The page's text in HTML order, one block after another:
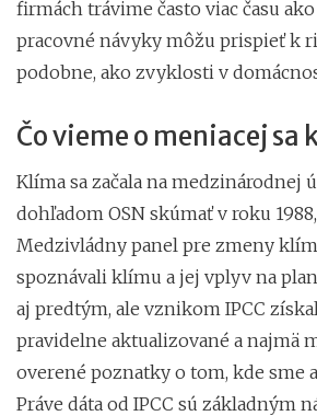
firmách trávime často viac času
pracovné návyky môžu prispieť k
podobne, ako zvyklosti v
Čo vieme o meniacej sa
Klíma sa začala na medzinárodnej
dohľadom OSN skúmať v roku
Medzivládny panel pre zmeny
spoznávali klímu a jej vplyv na
aj predtým, ale vznikom IPCC
pravidelne aktualizované a najmä
overené poznatky o tom, kde sme
Práve dáta od IPCC sú základným